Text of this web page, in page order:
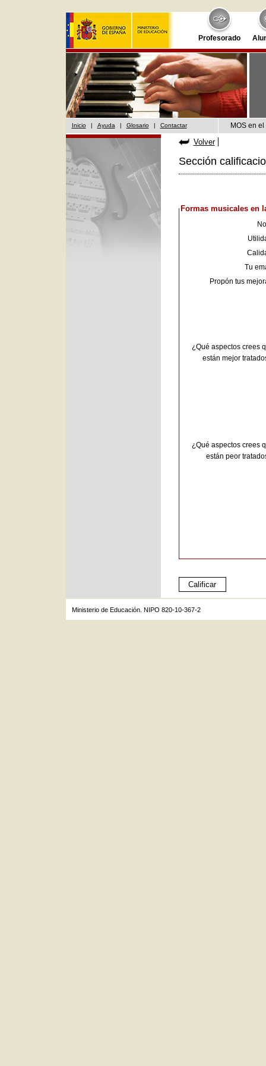
Profesorado
Inicio | Ayuda | Glosario | Contactar MOS en
Volver
Sección
Formas musicales en
Tu
Propón tus
¿Qué aspectos crees
están mejor
¿Qué aspectos crees
están peor
Ministerio de Educación. NIPO 820-10-367-2